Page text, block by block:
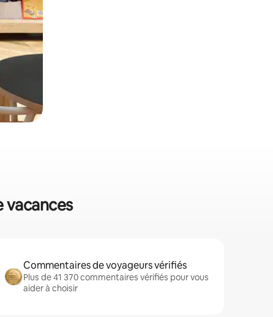
vacances
Commentaires de voyageurs vérifiés
Plus de 41 370 commentaires vérifiés pour vous
aider à choisir